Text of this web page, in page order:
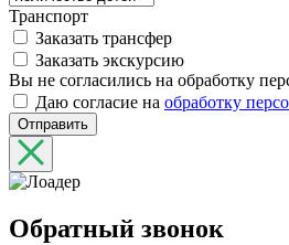
Транспорт
Заказать трансфер
Заказать экскурсию
Вы не согласились на обработку
Даю согласие на обработку
Отправить
Обратный звонок